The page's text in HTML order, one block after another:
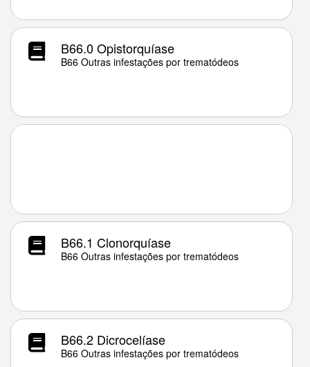
B66.0 Opistorquíase
B66 Outras infestações por trematódeos
B66.1 Clonorquíase
B66 Outras infestações por trematódeos
B66.2 Dicrocelíase
B66 Outras infestações por trematódeos